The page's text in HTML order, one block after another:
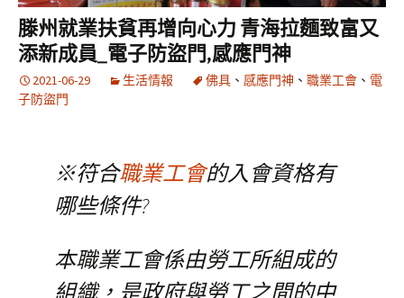
滕州就業扶貧再增向心力 青海拉麵致富又
添新成員_電子防盜門,感應門神
2021-06-29 生活情報 佛具 、 感應門神 、 職業工會 、 電
子防盜門
※符合職業工會的入會資格有
哪些條件?
本職業工會係由勞工所組成的
組織，是政府與勞工之間的中